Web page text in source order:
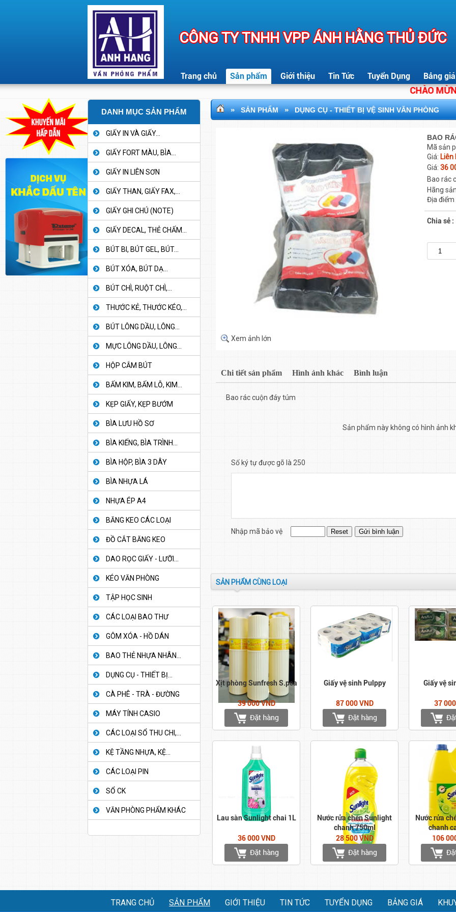
CÔNG TY TNHH VPP ÁNH HẰNG THỦ ĐỨC
Trang chủ Sản phẩm Giới thiệu Tin Tức Tuyển Dụng Bảng giá
CHÀO MỪNG
DANH MỤC SẢN PHẨM
GIẤY IN VÀ GIẤY...
GIẤY FORT MÀU, BÌA...
GIẤY IN LIÊN SƠN
GIẤY THAN, GIẤY FAX,...
GIẤY GHI CHÚ (NOTE)
GIẤY DECAL, THẺ CHẤM...
BÚT BI, BÚT GEL, BÚT...
BÚT XÓA, BÚT DẠ...
BÚT CHÌ, RUỘT CHÌ,...
THƯỚC KẺ, THƯỚC KÉO,...
BÚT LÔNG DẦU, LÔNG...
MỰC LÔNG DẦU, LÔNG...
HỘP CẮM BÚT
BẤM KIM, BẤM LỖ, KIM...
KẸP GIẤY, KẸP BƯỚM
BÌA LƯU HỒ SƠ
BÌA KIẾNG, BÌA TRÌNH...
BÌA HỘP, BÌA 3 DÂY
BÌA NHỰA LÁ
NHỰA ÉP A4
BĂNG KEO CÁC LOẠI
ĐỒ CẮT BĂNG KEO
DAO RỌC GIẤY - LƯỠI...
KÉO VĂN PHÒNG
TẬP HỌC SINH
CÁC LOẠI BAO THƯ
GÔM XÓA - HỒ DÁN
BAO THẺ NHỰA NHÂN...
DỤNG CỤ - THIẾT BỊ...
CÀ PHÊ - TRÀ - ĐƯỜNG
MÁY TÍNH CASIO
CÁC LOẠI SỔ THU CHI,...
KỆ TẦNG NHỰA, KỆ...
CÁC LOẠI PIN
SỔ CK
VĂN PHÒNG PHẨM KHÁC
» SẢN PHẨM » DỤNG CỤ - THIẾT BỊ VỆ SINH VĂN PHÒNG
Xem ảnh lớn
BAO
Mã sản
Giá: Liên
Giá: 36
Bao rác
Hãng
Địa điểm
Chia sẻ :
Chi tiết sản phẩm Hình ảnh khác Bình luận
Bao rác cuộn đáy túm
Sản phẩm này không có hình ảnh
Số ký tự được gõ là 250
Nhập mã bảo vệ
SẢN PHẨM CÙNG LOẠI
Xịt phòng Sunfresh S.pca
39 000 VND
Giấy vệ sinh Pulppy
87 000 VND
Giấy vệ
37
Lau sàn Sunlight chai 1L
36 000 VND
Nước rửa chén Sunlight
chanh 750ml
28 500 VND
Nước rửa
chanh
106
TRANG CHỦ SẢN PHẨM GIỚI THIỆU TIN TỨC TUYỂN DỤNG BẢNG GIÁ